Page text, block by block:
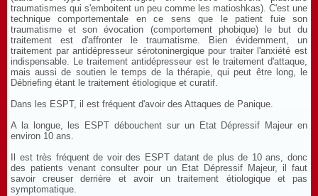
traumatismes qui s'emboitent un peu comme les matioshkas). C'est une
technique comportementale en ce sens que le patient fuie son
traumatisme et son évocation (comportement phobique) le but du
traitement est d'affronter le traumatisme. Bien évidemment, un
traitement par antidépresseur sérotoninergique pour traiter l'anxiété est
indispensable. Le traitement antidépresseur est le traitement d'attaque,
mais aussi de soutien le temps de la thérapie, qui peut être long, le
Débriefing étant le traitement étiologique et curatif.
Dans les ESPT, il est fréquent d'avoir des Attaques de Panique.
A la longue, les ESPT débouchent sur un Etat Dépressif Majeur en
environ 10 ans.
Il est très fréquent de voir des ESPT datant de plus de 10 ans, donc
des patients venant consulter pour un Etat Dépressif Majeur, il faut
savoir creuser derrière et avoir un traitement étiologique et pas
symptomatique.